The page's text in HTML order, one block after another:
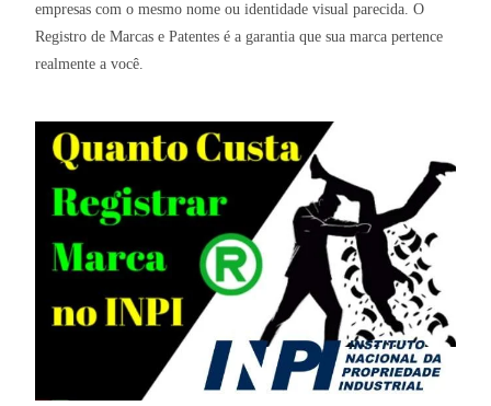
empresas com o mesmo nome ou identidade visual parecida. O
Registro de Marcas e Patentes é a garantia que sua marca pertence
realmente a você.